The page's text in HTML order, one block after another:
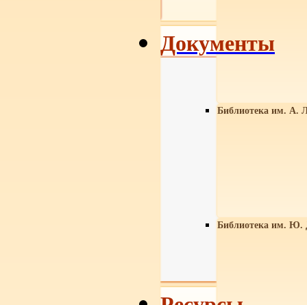
Библиотека им. А.
Библиотека им. Ю.
Документы